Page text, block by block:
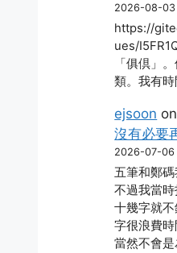
2026-08-03
https://
ues/
「俱倶」
類。我有時
ejsoon
沒有必要
2026-07-06
五筆和鄭碼
不過我當
十幾字就
字很浪費
當然不會